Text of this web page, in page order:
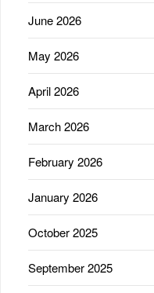
June 2026
May 2026
April 2026
March 2026
February 2026
January 2026
October 2025
September 2025